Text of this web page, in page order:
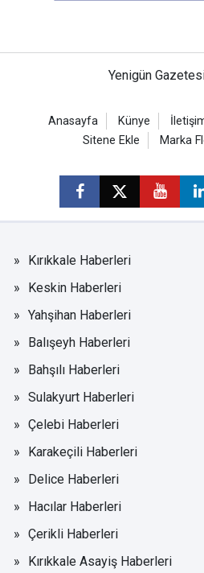
Yenigün
Anasayfa Künye
Sitene Ekle
Marka
Kırıkkale Haberleri
Keskin Haberleri
Yahşihan Haberleri
Balışeyh Haberleri
Bahşılı Haberleri
Sulakyurt Haberleri
Çelebi Haberleri
Karakeçili Haberleri
Delice Haberleri
Hacılar Haberleri
Çerikli Haberleri
Kırıkkale Asayiş Haberleri